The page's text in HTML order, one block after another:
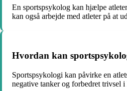
En sportspsykolog kan hjælpe
kan også arbejde med atleter på at
Hvordan kan
Sportspsykologi kan påvirke en
negative tanker og forbedret trivsel